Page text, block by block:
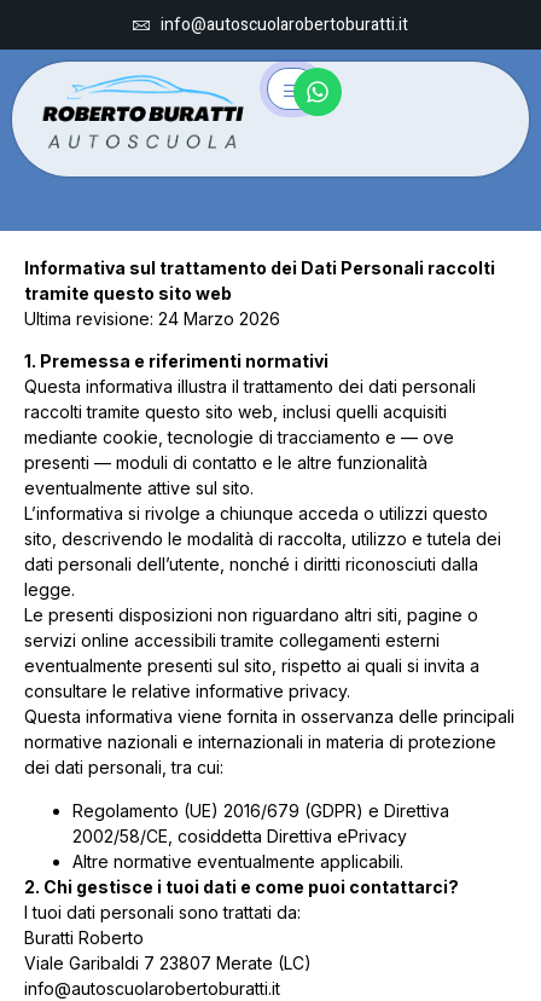
info@autoscuolarobertoburatti.it
Informativa sul trattamento dei Dati Personali raccolti
tramite questo sito web
Ultima revisione: 24 Marzo 2026
1. Premessa e riferimenti normativi
Questa informativa illustra il trattamento dei dati personali
raccolti tramite questo sito web, inclusi quelli acquisiti
mediante cookie, tecnologie di tracciamento e — ove
presenti — moduli di contatto e le altre funzionalità
eventualmente attive sul sito.
L’informativa si rivolge a chiunque acceda o utilizzi questo
sito, descrivendo le modalità di raccolta, utilizzo e tutela dei
dati personali dell’utente, nonché i diritti riconosciuti dalla
legge.
Le presenti disposizioni non riguardano altri siti, pagine o
servizi online accessibili tramite collegamenti esterni
eventualmente presenti sul sito, rispetto ai quali si invita a
consultare le relative informative privacy.
Questa informativa viene fornita in osservanza delle principali
normative nazionali e internazionali in materia di protezione
dei dati personali, tra cui:
Regolamento (UE) 2016/679 (GDPR) e Direttiva
2002/58/CE, cosiddetta Direttiva ePrivacy
Altre normative eventualmente applicabili.
2. Chi gestisce i tuoi dati e come puoi contattarci?
I tuoi dati personali sono trattati da:
Buratti Roberto
Viale Garibaldi 7 23807 Merate (LC)
info@autoscuolarobertoburatti.it